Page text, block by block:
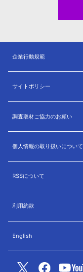
企業行動規範
サイトポリシー
調査取材ご協力のお願い
個人情報の取り扱いについて
RSSについて
利用約款
English